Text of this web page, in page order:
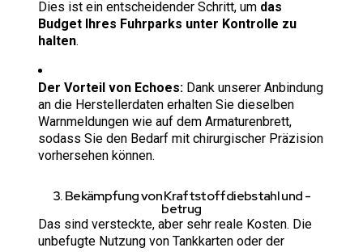
Dies ist ein entscheidender Schritt, um das
Budget Ihres Fuhrparks unter Kontrolle zu
halten.
Der Vorteil von Echoes: Dank unserer Anbindung
an die Herstellerdaten erhalten Sie dieselben
Warnmeldungen wie auf dem Armaturenbrett,
sodass Sie den Bedarf mit chirurgischer Präzision
vorhersehen können.
3. Bekämpfung von Kraftstoffdiebstahl und -
betrug
Das sind versteckte, aber sehr reale Kosten. Die
unbefugte Nutzung von Tankkarten oder der